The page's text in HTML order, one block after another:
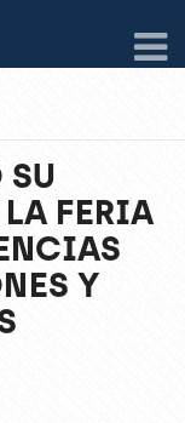
SU
FERIA
Y